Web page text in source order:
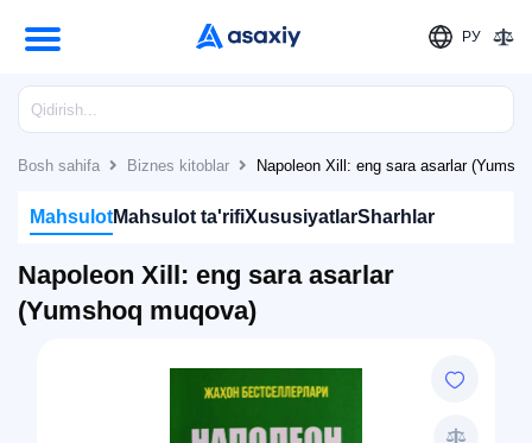
РУ
Bosh sahifa Biznes kitoblar Napoleon Xill: eng sara asarlar
MahsulotMahsulot ta'rifiXususiyatlarSharhlar
Napoleon Xill: eng sara asarlar
(Yumshoq muqova)